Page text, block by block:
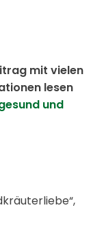
mit vielen
lesen
und